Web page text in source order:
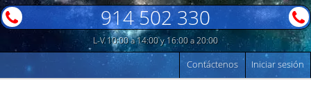
914 502 330
L-V 10:00 a 14:00 y 16:00 a 20:00
Iniciar sesión
Contáctenos